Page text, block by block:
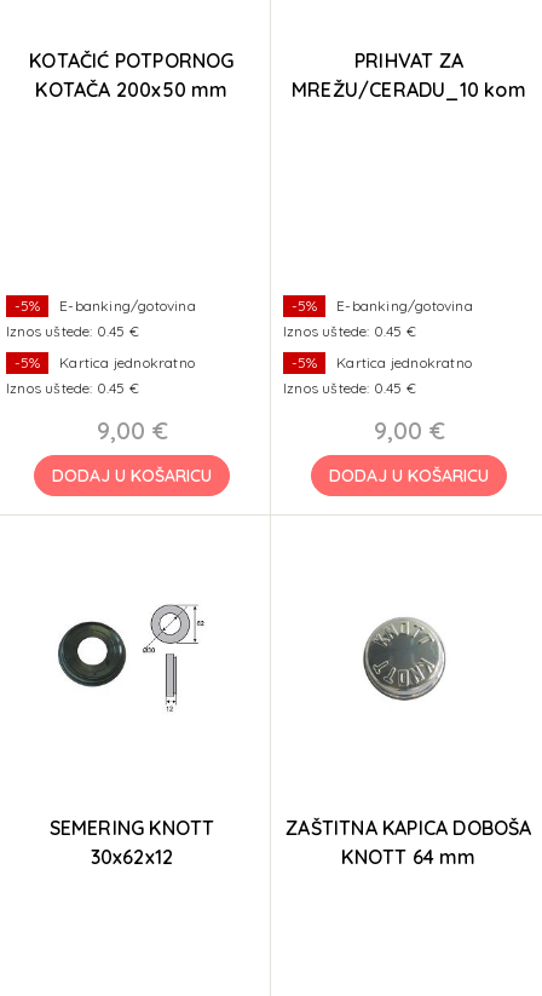
KOTAČIĆ POTPORNOG
KOTAČA 200x50 mm
-5%
E-banking/gotovina
Iznos uštede: 0.45 €
-5%
Kartica jednokratno
Iznos uštede: 0.45 €
9,00 €
DODAJ U KOŠARICU
PRIHVAT ZA
MREŽU/CERADU_10 kom
-5%
E-banking/gotovina
Iznos uštede: 0.45 €
-5%
Kartica jednokratno
Iznos uštede: 0.45 €
9,00 €
DODAJ U KOŠARICU
SEMERING KNOTT
30x62x12
ZAŠTITNA KAPICA DOBOŠA
KNOTT 64 mm